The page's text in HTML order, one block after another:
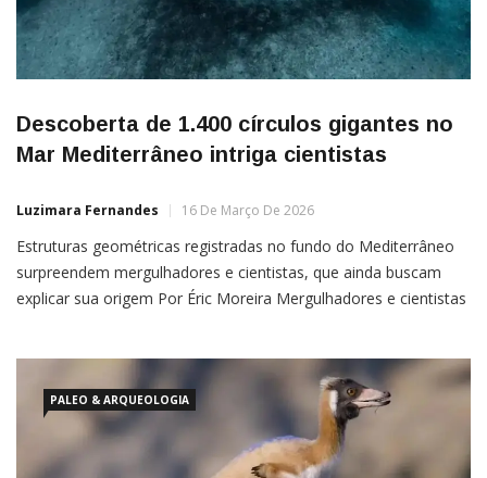
Descoberta de 1.400 círculos gigantes no
Mar Mediterrâneo intriga cientistas
Luzimara Fernandes 16 De Março De 2026
Estruturas geométricas registradas no fundo do Mediterrâneo
surpreendem mergulhadores e cientistas, que ainda buscam
explicar sua origem Por Éric Moreira Mergulhadores e cientistas
desenhados na areia, distribuídos de forma extremamente
regular em uma
PALEO & ARQUEOLOGIA